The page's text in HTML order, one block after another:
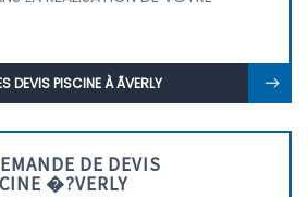
DEVIS PISCINE À ÃVERLY
DE DEVIS
�?VERLY